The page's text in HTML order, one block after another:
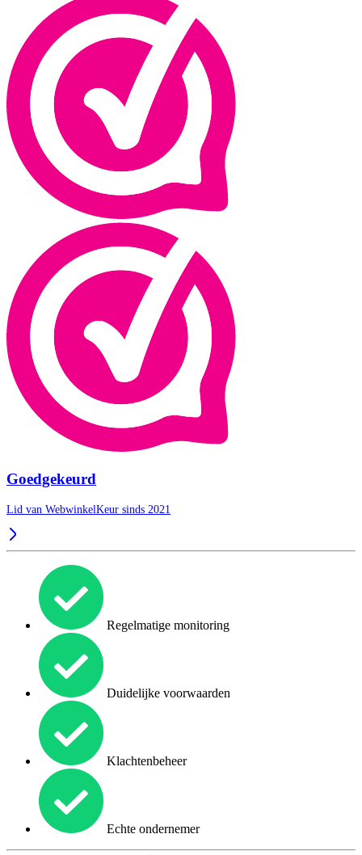
Goedgekeurd
Lid van WebwinkelKeur sinds 2021
Regelmatige monitoring
Duidelijke voorwaarden
Klachtenbeheer
Echte ondernemer